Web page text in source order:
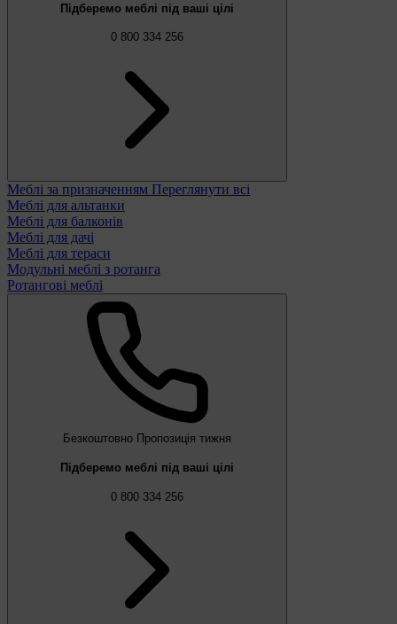
Підберемо меблі під ваші цілі
0 800 334 256
Меблі за призначенням Переглянути всі
Меблі для альтанки
Меблі для балконів
Меблі для дачі
Меблі для тераси
Модульні меблі з ротанга
Ротангові меблі
Безкоштовно Пропозиція тижня
Підберемо меблі під ваші цілі
0 800 334 256